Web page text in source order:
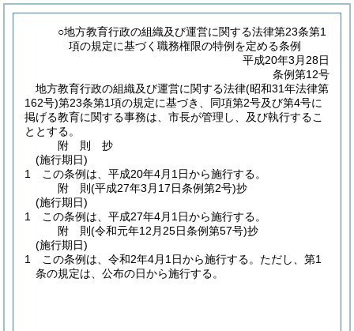
○地方教育行政の組織及び運営に関する法律第23条第1
項の規定に基づく職務権限の特例を定める条例
平成20年3月28日
条例第12号
地方教育行政の組織及び運営に関する法律(昭和31年法律第
162号)第23条第1項の規定に基づき、同項第2号及び第4号に
掲げる教育に関する事務は、市長が管理し、及び執行するこ
ととする。
附 則
抄
(施行期日)
1
この条例は、平成20年4月1日から施行する。
附 則(平成27年3月17日条例第2号)抄
(施行期日)
1
この条例は、平成27年4月1日から施行する。
附 則(令和元年12月25日条例第57号)抄
(施行期日)
1
この条例は、令和2年4月1日から施行する。 ただし、第1
条の規定は、公布の日から施行する。